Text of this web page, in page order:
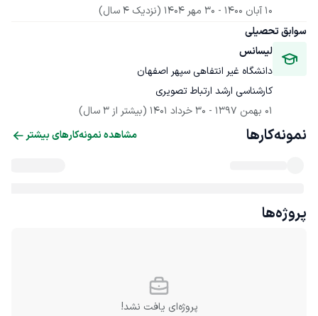
10 آبان 1400
- 30 مهر 1404
(نزدیک 4 سال)
سوابق تحصیلی
لیسانس
دانشگاه غیر انتفاهی سپهر اصفهان
کارشناسی ارشد ارتباط تصویری
01 بهمن 1397
- 30 خرداد 1401 (بیشتر از 3 سال)
نمونه‌کارها مشاهده نمونه‌کارهای بیشتر
پروژه‌ها
پروژه‌ای یافت نشد!